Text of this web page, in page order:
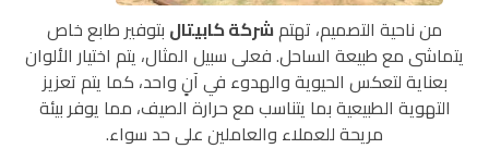
من ناحية التصميم، تهتمشركة كابيتال بتوفير طابع خاص
يتماشى مع طبيعة الساحل. فعلى سبيل المثال، يتم اختيار الألوان
بعناية لتعكس الحيوية والهدوء في آنٍ واحد، كما يتم تعزيز
التهوية الطبيعية بما يتناسب مع حرارة الصيف، مما يوفر بيئة
مريحة للعملاء والعاملين على حد سواء.